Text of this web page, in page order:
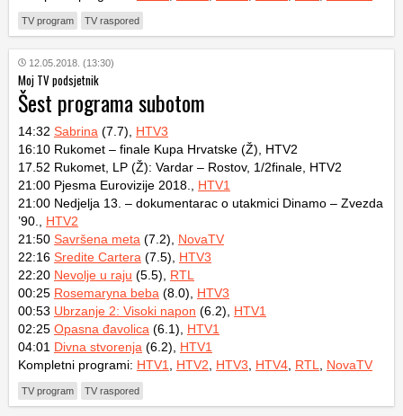
TV program TV raspored
12.05.2018. (13:30)
Moj TV podsjetnik
Šest programa subotom
14:32 Sabrina (7.7), HTV3
16:10 Rukomet – finale Kupa Hrvatske (Ž), HTV2
17.52 Rukomet, LP (Ž): Vardar – Rostov, 1/2finale, HTV2
21:00 Pjesma Eurovizije 2018., HTV1
21:00 Nedjelja 13. – dokumentarac o utakmici Dinamo – Zvezda
’90., HTV2
21:50 Savršena meta (7.2), NovaTV
22:16 Sredite Cartera (7.5), HTV3
22:20 Nevolje u raju (5.5), RTL
00:25 Rosemaryna beba (8.0), HTV3
00:53 Ubrzanje 2: Visoki napon (6.2), HTV1
02:25 Opasna đavolica (6.1), HTV1
04:01 Divna stvorenja (6.2), HTV1
Kompletni programi: HTV1 HTV2 HTV3 HTV4 RTL NovaTV
TV program TV raspored